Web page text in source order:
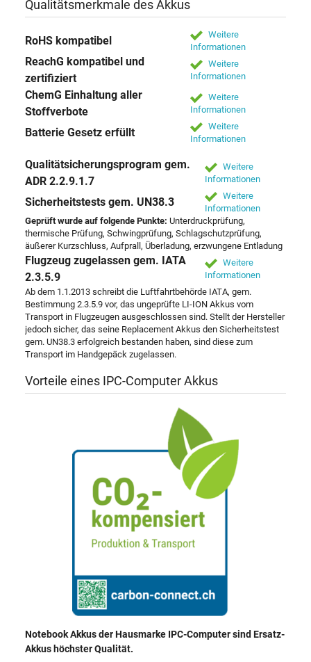
Qualitätsmerkmale des Akkus
RoHS kompatibel
Weitere
Informationen
ReachG kompatibel und
zertifiziert
Weitere
Informationen
ChemG Einhaltung aller
Stoffverbote
Weitere
Informationen
Batterie Gesetz erfüllt
Weitere
Informationen
Qualitätsicherungsprogram gem.
ADR 2.2.9.1.7
Weitere
Informationen
Sicherheitstests gem. UN38.3
Weitere
Informationen
Geprüft wurde auf folgende Punkte: Unterdruckprüfung,
thermische Prüfung, Schwingprüfung, Schlagschutzprüfung,
äußerer Kurzschluss, Aufprall, Überladung, erzwungene Entladung
Flugzeug zugelassen gem. IATA
2.3.5.9
Weitere
Informationen
Ab dem 1.1.2013 schreibt die Luftfahrtbehörde IATA, gem.
Bestimmung 2.3.5.9 vor, das ungeprüfte LI-ION Akkus vom
Transport in Flugzeugen ausgeschlossen sind. Stellt der Hersteller
jedoch sicher, das seine Replacement Akkus den Sicherheitstest
gem. UN38.3 erfolgreich bestanden haben, sind diese zum
Transport im Handgepäck zugelassen.
Vorteile eines IPC-Computer Akkus
Notebook Akkus der Hausmarke IPC-Computer sind Ersatz-
Akkus höchster Qualität.